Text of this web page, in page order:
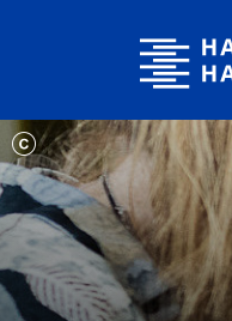
Hochschule